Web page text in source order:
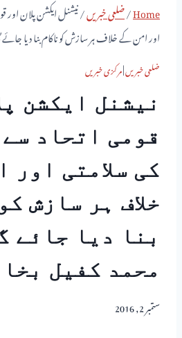
Home
/ضلعی خبریں/نیشنل ایکشن پلان اور
اور امن کے خلاف ہر سازش کو ناکام بنا دیا
ضلعی خبریں|مرکزی خبریں
نیشنل ایکشن
قومی اتحاد
کی سلامتی اور
خلاف ہر سازش
بنا دیا جائے
محمد کفیل
ستمبر 2, 2016